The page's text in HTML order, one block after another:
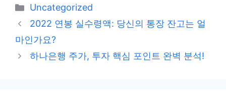
카
테
고
리
Uncategorized
2022 연봉 실수령액: 당신의 통장 잔고는 얼
마인가요?
하나은행 주가, 투자 핵심 포인트 완벽 분석!